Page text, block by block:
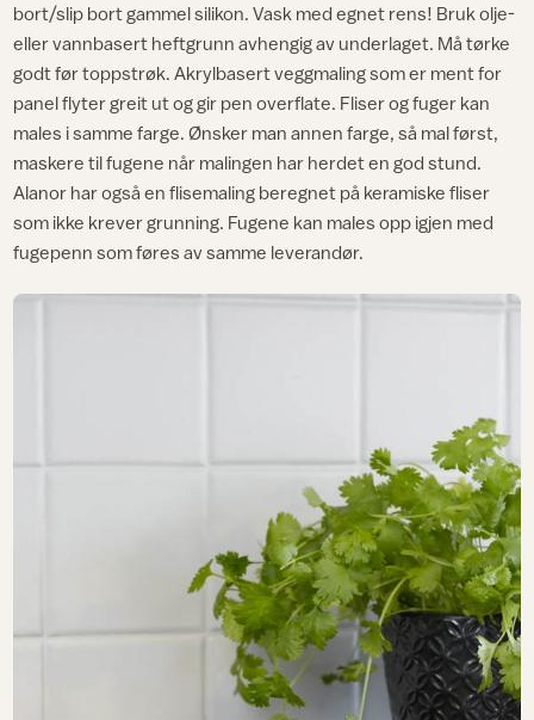
bort/slip bort gammel silikon. Vask med egnet rens! Bruk olje-
eller vannbasert heftgrunn avhengig av underlaget. Må tørke
godt før toppstrøk. Akrylbasert veggmaling som er ment for
panel flyter greit ut og gir pen overflate. Fliser og fuger kan
males i samme farge. Ønsker man annen farge, så mal først,
maskere til fugene når malingen har herdet en god stund.
Alanor har også en flisemaling beregnet på keramiske fliser
som ikke krever grunning. Fugene kan males opp igjen med
fugepenn som føres av samme leverandør.